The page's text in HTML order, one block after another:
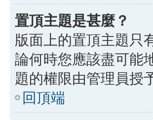
置頂主題是甚麼？
版面上的置頂主題只
論何時您應該盡可能
題的權限由管理員授
回頂端